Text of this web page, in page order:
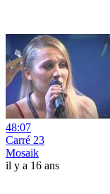
48:07
Carré 23
Mosaik
il y a 16 ans